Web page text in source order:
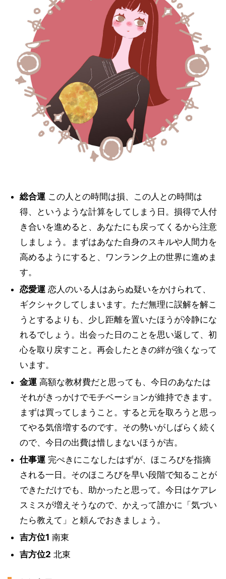
総合運この人との時間は損、この人との時間は
得、というような計算をしてしまう日。損得で人付
き合いを進めると、あなたにも戻ってくるから注意
しましょう。まずはあなた自身のスキルや人間力を
高めるようにすると、ワンランク上の世界に進めま
す。
恋愛運恋人のいる人はあらぬ疑いをかけられて、
ギクシャクしてしまいます。ただ無理に誤解を解こ
うとするよりも、少し距離を置いたほうが冷静にな
れるでしょう。出会った日のことを思い返して、初
心を取り戻すこと。再会したときの絆が強くなって
います。
金運高額な教材費だと思っても、今日のあなたは
それがきっかけでモチベーションが維持できます。
まずは買ってしまうこと。すると元を取ろうと思っ
てやる気倍増するのです。その勢いがしばらく続く
ので、今日の出費は惜しまないほうが吉。
仕事運完ぺきにこなしたはずが、ほころびを指摘
される一日。そのほころびを早い段階で知ることが
できただけでも、助かったと思って。今日はケアレ
スミスが増えそうなので、かえって誰かに「気づい
たら教えて」と頼んでおきましょう。
吉方位1 南東
吉方位2 北東